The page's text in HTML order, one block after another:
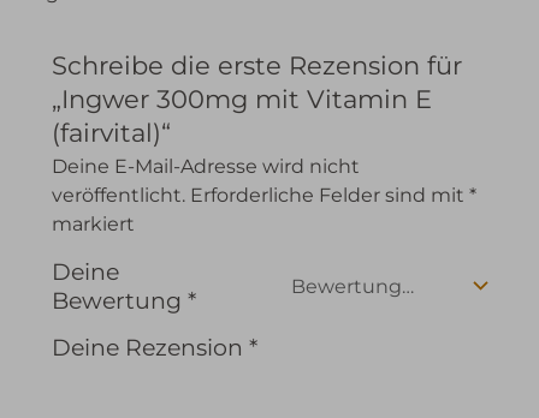
Schreibe die erste Rezension für
„Ingwer 300mg mit Vitamin E
(fairvital)“
Deine E-Mail-Adresse wird nicht
veröffentlicht. Erforderliche Felder sind mit *
markiert
Deine
Bewertung *
Deine Rezension *